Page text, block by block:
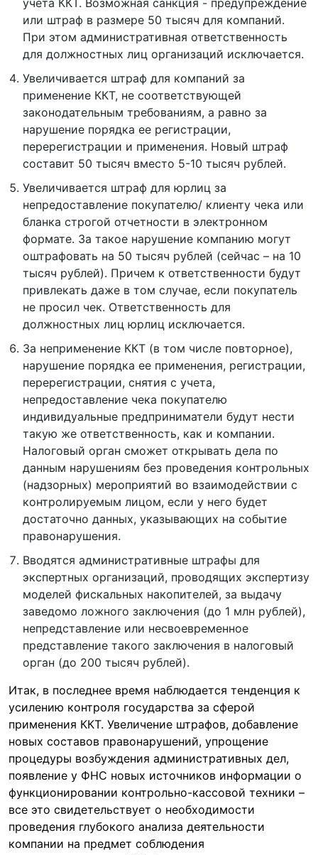
учета ККТ. Возможная санкция - предупреждение
или штраф в размере 50 тысяч для компаний.
При этом административная ответственность
для должностных лиц организаций исключается.
Увеличивается штраф для компаний за
применение ККТ, не соответствующей
законодательным требованиям, а равно за
нарушение порядка ее регистрации,
перерегистрации и применения. Новый штраф
составит 50 тысяч вместо 5-10 тысяч рублей.
Увеличивается штраф для юрлиц за
непредоставление покупателю/ клиенту чека или
бланка строгой отчетности в электронном
формате. За такое нарушение компанию могут
оштрафовать на 50 тысяч рублей (сейчас – на 10
тысяч рублей). Причем к ответственности будут
привлекать даже в том случае, если покупатель
не просил чек. Ответственность для
должностных лиц юрлиц исключается.
За неприменение ККТ (в том числе повторное),
нарушение порядка ее применения, регистрации,
перерегистрации, снятия с учета,
непредоставление чека покупателю
индивидуальные предприниматели будут нести
такую же ответственность, как и компании.
Налоговый орган сможет открывать дела по
данным нарушениям без проведения контрольных
(надзорных) мероприятий во взаимодействии с
контролируемым лицом, если у него будет
достаточно данных, указывающих на событие
правонарушения.
Вводятся административные штрафы для
экспертных организаций, проводящих экспертизу
моделей фискальных накопителей, за выдачу
заведомо ложного заключения (до 1 млн рублей),
непредставление или несвоевременное
представление такого заключения в налоговый
орган (до 200 тысяч рублей).
Итак, в последнее время наблюдается тенденция к
усилению контроля государства за сферой
применения ККТ. Увеличение штрафов, добавление
новых составов правонарушений, упрощение
процедуры возбуждения административных дел,
появление у ФНС новых источников информации о
функционировании контрольно-кассовой техники –
все это свидетельствует о необходимости
проведения глубокого анализа деятельности
компании на предмет соблюдения